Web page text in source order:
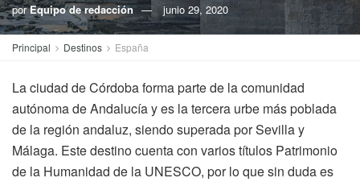
por Equipo de redacción junio 29, 2020
Principal Destinos España
La ciudad de Córdoba forma parte de la comunidad
autónoma de Andalucía y es la tercera urbe más poblada
de la región andaluz, siendo superada por Sevilla y
Málaga. Este destino cuenta con varios títulos Patrimonio
de la Humanidad de la UNESCO, por lo que sin duda es